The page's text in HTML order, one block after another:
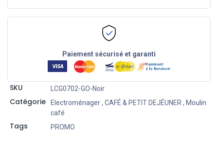
Paiement sécurisé et garanti
SKU LCG0702-GO-Noir
Catégorie Electroménager, CAFÉ & PETIT DEJÉUNER , Moulin
café
Tags PROMO